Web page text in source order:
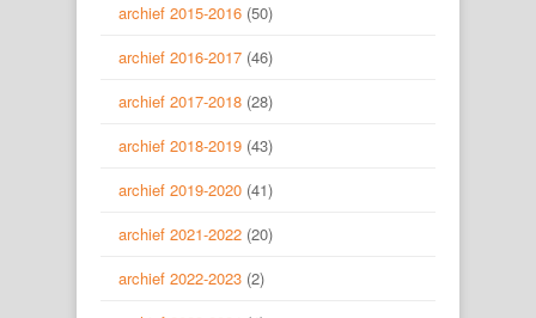
archief 2015-2016 (50)
archief 2016-2017 (46)
archief 2017-2018 (28)
archief 2018-2019 (43)
archief 2019-2020 (41)
archief 2021-2022 (20)
archief 2022-2023 (2)